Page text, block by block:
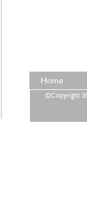
Home
©Copyright